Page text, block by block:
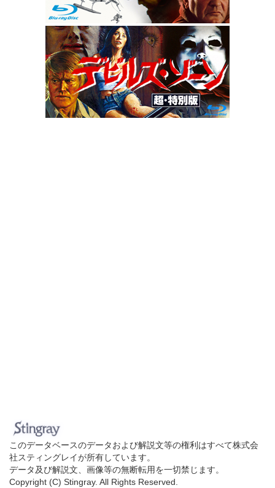
このデータベースのデータおよび解説文等の権利はすべて株式会
社スティングレイが所有しています。
データ及び解説文、画像等の無断転用を一切禁じます。
Copyright (C) Stingray. All Rights Reserved.